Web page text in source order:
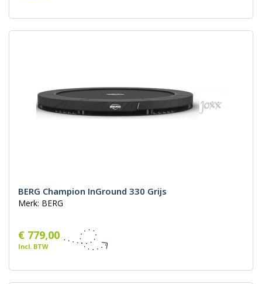
BERG Champion InGround 330 Grijs
Merk: BERG
€ 779,00
Incl. BTW